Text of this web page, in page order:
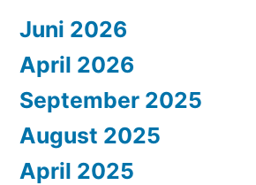
Juni 2026
April 2026
September 2025
August 2025
April 2025